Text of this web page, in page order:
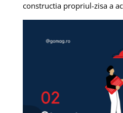
constructia propriul-zisa a